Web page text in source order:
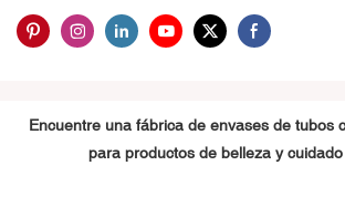
Encuentre una fábrica de envases de tubos
para productos de belleza y